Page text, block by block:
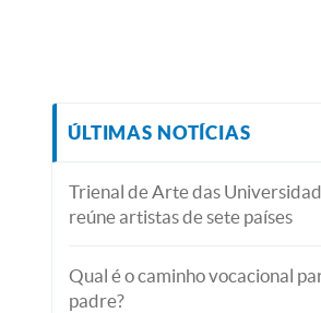
ÚLTIMAS NOTÍCIAS
Trienal de Arte das
reúne artistas de sete países
Qual é o caminho vocacional
padre?